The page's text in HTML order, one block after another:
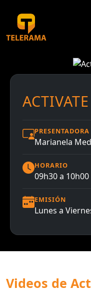
PRESENTADORA
Marianela
HORARIO
09h30 a 10h00
EMISIÓN
Lunes a
Videos de